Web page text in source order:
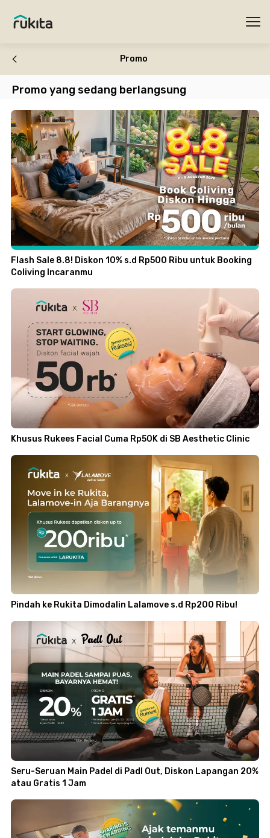
Promo
Promo yang sedang berlangsung
Flash Sale 8.8! Diskon 10% s.d Rp500 Ribu untuk Booking
Coliving Incaranmu
Khusus Rukees Facial Cuma Rp50K di SB Aesthetic Clinic
Pindah ke Rukita Dimodalin Lalamove s.d Rp200 Ribu!
Seru-Seruan Main Padel di Padl Out, Diskon Lapangan 20%
atau Gratis 1 Jam